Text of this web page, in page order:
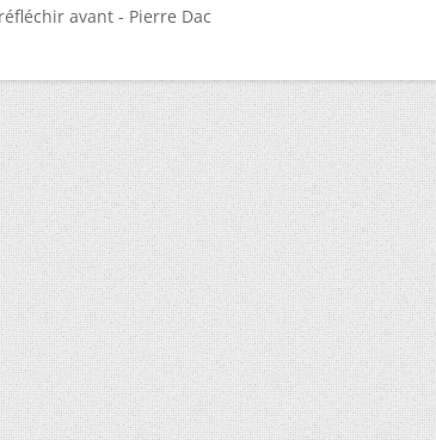
avant - Pierre Dac